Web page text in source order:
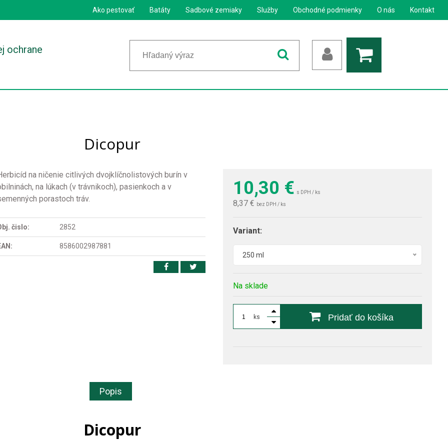
ochrane
Ako pestovať Batáty Sadbové zemiaky Služby Obchodné podmienky O nás Kontakt
Dicopur
10,30 € s DPH / ks
8,37 € bez DPH / ks
Variant:
250 ml
Na sklade
ks Pridať do košíka
na ničenie citlivých dvojklíčnolistových burín v
na lúkach (v trávnikoch), pasienkoch a v
porastoch tráv.
čislo: 2852
8586002987881
Popis
Dicopur